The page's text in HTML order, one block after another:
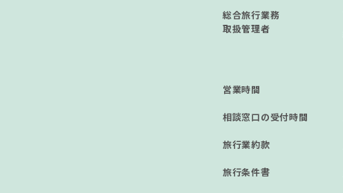
総合旅⾏業務
取扱管理者
営業時間
相談窓⼝の受付時間
旅行業約款
旅行条件書